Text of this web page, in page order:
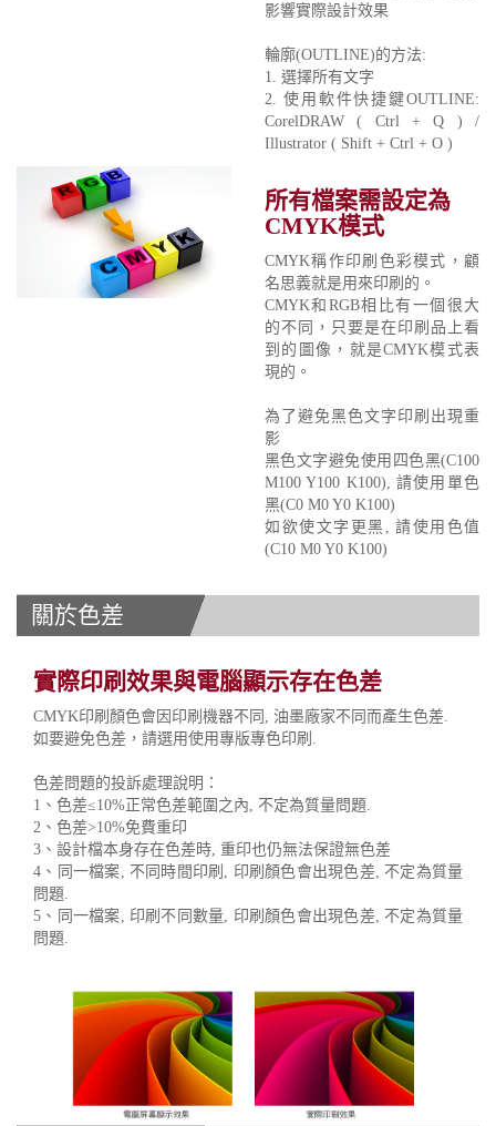
影響實際設計效果
輪廓(OUTLINE)的方法:
1. 選擇所有文字
2. 使用軟件快捷鍵OUTLINE:
CorelDRAW ( Ctrl + Q ) /
Illustrator ( Shift + Ctrl + O )
所有檔案需設定為
CMYK模式
CMYK稱作印刷色彩模式，顧
名思義就是用來印刷的。
CMYK和RGB相比有一個很大
的不同，只要是在印刷品上看
到的圖像，就是CMYK模式表
現的。
為了避免黑色文字印刷出現重
影
黑色文字避免使用四色黑(C100
M100 Y100 K100), 請使用單色
黑(C0 M0 Y0 K100)
如欲使文字更黑, 請使用色值
(C10 M0 Y0 K100)
關於色差
實際印刷效果與電腦顯示存在色差
CMYK印刷顏色會因印刷機器不同, 油墨廠家不同而產生色差.
如要避免色差，請選用使用專版專色印刷.
色差問題的投訴處理說明：
1、色差≤10%正常色差範圍之內, 不定為質量問題.
2、色差>10%免費重印
3、設計檔本身存在色差時, 重印也仍無法保證無色差
4、同一檔案, 不同時間印刷, 印刷顏色會出現色差, 不定為質量
問題.
5、同一檔案, 印刷不同數量, 印刷顏色會出現色差, 不定為質量
問題.